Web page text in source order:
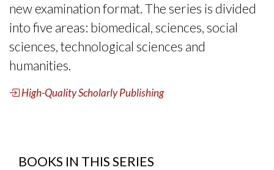
new examination format. The series is divided
into five areas: biomedical, sciences, social
sciences, technological sciences and
humanities.
High-Quality Scholarly Publishing
BOOKS IN THIS SERIES